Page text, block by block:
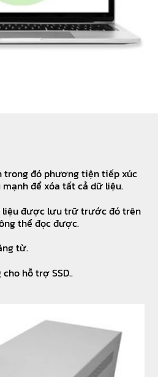
đó phương tiện tiếp xúc
để xóa tất cả dữ liệu.
được lưu trữ trước đó trên
thể đọc được.
từ.
hỗ trợ SSD..